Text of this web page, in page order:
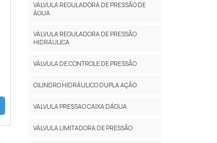
VÁLVULA REGULADORA DE PRESSÃO DE
ÁGUA
VÁLVULA REGULADORA DE PRESSÃO
HIDRÁULICA
VÁLVULA DE CONTROLE DE PRESSÃO
CILINDRO HIDRÁULICO DUPLA AÇÃO
VALVULA PRESSAO CAIXA DÁGUA
VÁLVULA LIMITADORA DE PRESSÃO